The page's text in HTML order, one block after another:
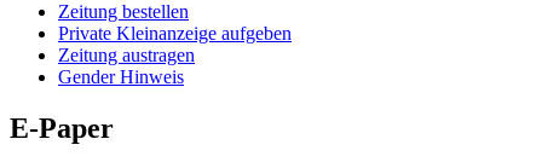
Zeitung bestellen
Private Kleinanzeige aufgeben
Zeitung austragen
Gender Hinweis
E-Paper